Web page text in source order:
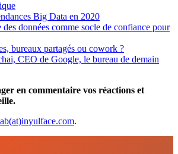
Big Data en 2020
données comme socle de confiance pour
bureaux partagés ou cowork ?
CEO de Google, le bureau de demain
en commentaire vos réactions et
.